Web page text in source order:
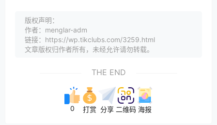
版权声明：
作者：menglar-adm
链接：https://wp.tikclubs.com/3259.html
文章版权归作者所有，未经允许请勿转载。
THE END
0 打赏 分享 二维码 海报